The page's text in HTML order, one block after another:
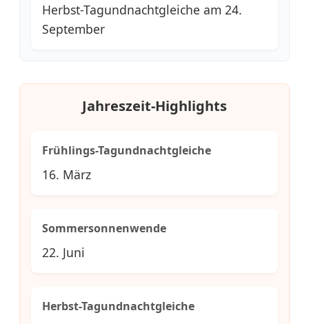
Herbst-Tagundnachtgleiche am 24.
September
Jahreszeit-Highlights
Frühlings-Tagundnachtgleiche
16. März
Sommersonnenwende
22. Juni
Herbst-Tagundnachtgleiche